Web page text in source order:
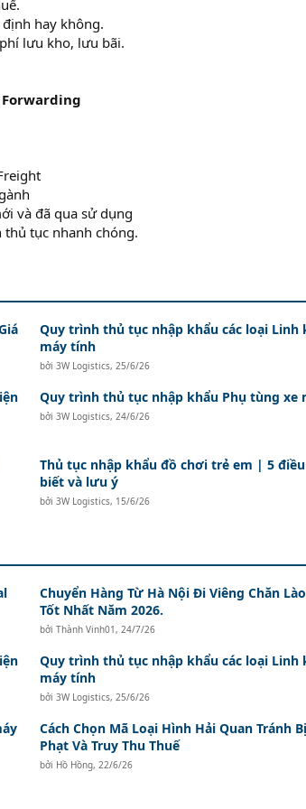
hay không.
lưu kho, lưu bãi.
Forwarding
và đã qua sử dụng
tục nhanh chóng.
Quy trình thủ tục nhập khẩu các loại Linh
máy tính
bởi 3W Logistics, 25/6/26
Quy trình thủ tục nhập khẩu Phụ tùng xe
bởi 3W Logistics, 24/6/26
Thủ tục nhập khẩu đồ chơi trẻ em | 5
biết và lưu ý
bởi 3W Logistics, 15/6/26
Chuyển Hàng Từ Hà Nội Đi Viêng Chăn
Tốt Nhất Năm 2026.
bởi Thành Vinh01, 24/7/26
Quy trình thủ tục nhập khẩu các loại Linh
máy tính
bởi 3W Logistics, 25/6/26
Cách Chọn Mã Loại Hình Hải Quan Tránh Bị
Phạt Và Truy Thu Thuế
bởi Hồ Hồng, 22/6/26